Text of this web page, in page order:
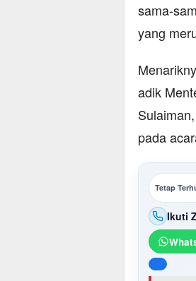
sama-
yang
adik
pada
Tetap
Ikuti